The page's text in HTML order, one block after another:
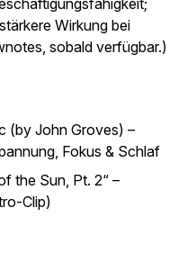
Wirkung bei
sobald verfügbar.)
(by John Groves) –
Fokus & Schlaf
the Sun, Pt. 2“ –
Clip)